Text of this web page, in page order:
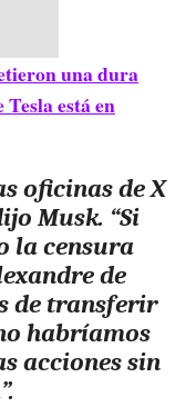
una dura
está en
oficinas de X
Musk. “Si
la censura
de
de transferir
habríamos
acciones sin